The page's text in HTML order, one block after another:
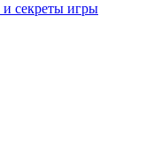
секреты игры